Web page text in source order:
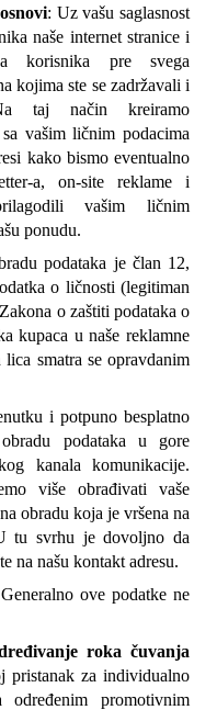
: Uz vašu saglasnost
naše internet stranice i
korisnika pre svega
kojima ste se zadržavali i
taj način kreiramo
vašim ličnim podacima
kako bismo eventualno
a, on-site reklame i
vašim ličnim
ponudu.
podataka je član 12,
o ličnosti (legitiman
o zaštiti podataka o
kupaca u naše reklamne
smatra se opravdanim
i potpuno besplatno
podataka u gore
kanala komunikacije.
više obrađivati vaše
obradu koja je vršena na
tu svrhu je dovoljno da
na našu kontakt adresu.
ove podatke ne
roka čuvanja
pristanak za individualno
promotivnim